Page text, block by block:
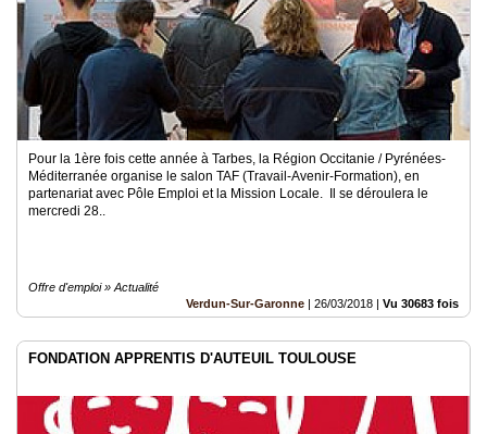
Pour la 1ère fois cette année à Tarbes, la Région Occitanie / Pyrénées-
Méditerranée organise le salon TAF (Travail-Avenir-Formation), en
partenariat avec Pôle Emploi et la Mission Locale. Il se déroulera le
mercredi 28..
Offre d'emploi » Actualité
Verdun-Sur-Garonne | 26/03/2018 | Vu 30683 fois
FONDATION APPRENTIS D'AUTEUIL TOULOUSE